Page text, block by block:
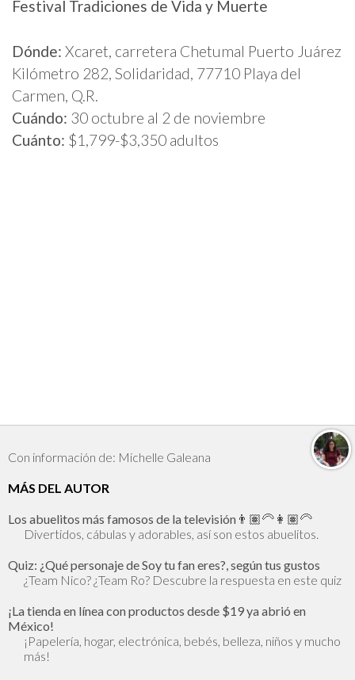
Festival Tradiciones de Vida y Muerte
Dónde: Xcaret, carretera Chetumal Puerto Juárez
Kilómetro 282, Solidaridad, 77710 Playa del
Carmen, Q.R.
Cuándo: 30 octubre al 2 de noviembre
Cuánto: $1,799-$3,350 adultos
Con información de: Michelle Galeana
MÁS DEL AUTOR
Los abuelitos más famosos de la televisión👨🏽‍🦳👩🏽‍🦳
Divertidos, cábulas y adorables, así son estos abuelitos.
Quiz: ¿Qué personaje de Soy tu fan eres?, según tus gustos
¿Team Nico? ¿Team Ro? Descubre la respuesta en este quiz
¡La tienda en línea con productos desde $19 ya abrió en
México!
¡Papelería, hogar, electrónica, bebés, belleza, niños y mucho
más!